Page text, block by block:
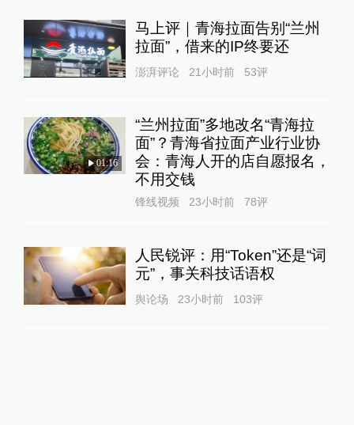
马上评｜青海拉面告别“兰州
拉面”，借来的IP终要还
澎湃评论 21小时前 53评
01:16
“兰州拉面”多地改名“青海拉
面”？青海省拉面产业行业协
会：青海人开的店自愿报名，
不用交钱
锋线视频 23小时前 78评
人民锐评：用“Token”还是“词
元”，事关科技话语权
舆论场 23小时前 103评